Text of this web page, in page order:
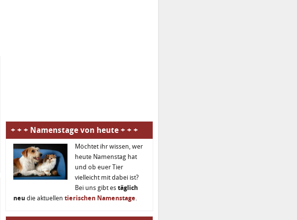
+ + + Namenstage von heute + + +
Möchtet ihr wissen, wer
heute Namenstag hat
und ob euer Tier
vielleicht mit dabei ist?
Bei uns gibt es täglich
neu die aktuellen tierischen Namenstage.